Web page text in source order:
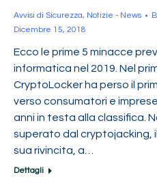
Avvisi di Sicurezza, Notizie - News
Dicembre 15, 2018
Ecco le prime 5 minacce
informatica nel 2019. Nel
CryptoLocker ha perso il
verso consumatori e
anni in testa alla classifica.
superato dal cryptojacking,
sua rivincita, a…
Dettagli